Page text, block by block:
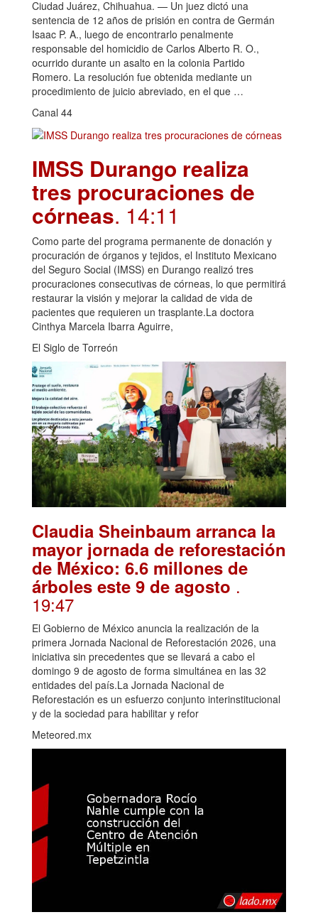
Ciudad Juárez, Chihuahua. — Un juez dictó una
sentencia de 12 años de prisión en contra de Germán
Isaac P. A., luego de encontrarlo penalmente
responsable del homicidio de Carlos Alberto R. O.,
ocurrido durante un asalto en la colonia Partido
Romero. La resolución fue obtenida mediante un
procedimiento de juicio abreviado, en el que …
Canal 44
IMSS Durango realiza
tres procuraciones de
córneas. 14:11
Como parte del programa permanente de donación y
procuración de órganos y tejidos, el Instituto Mexicano
del Seguro Social (IMSS) en Durango realizó tres
procuraciones consecutivas de córneas, lo que permitirá
restaurar la visión y mejorar la calidad de vida de
pacientes que requieren un trasplante.La doctora
Cinthya Marcela Ibarra Aguirre,
El Siglo de Torreón
Claudia Sheinbaum arranca la
mayor jornada de reforestación
de México: 6.6 millones de
árboles este 9 de agosto .
19:47
El Gobierno de México anuncia la realización de la
primera Jornada Nacional de Reforestación 2026, una
iniciativa sin precedentes que se llevará a cabo el
domingo 9 de agosto de forma simultánea en las 32
entidades del país.La Jornada Nacional de
Reforestación es un esfuerzo conjunto interinstitucional
y de la sociedad para habilitar y refor
Meteored.mx